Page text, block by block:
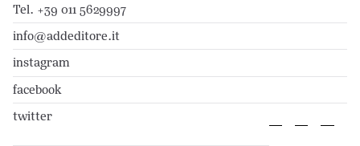
Tel. +39 011 5629997
info@addeditore.it
instagram
facebook
twitter